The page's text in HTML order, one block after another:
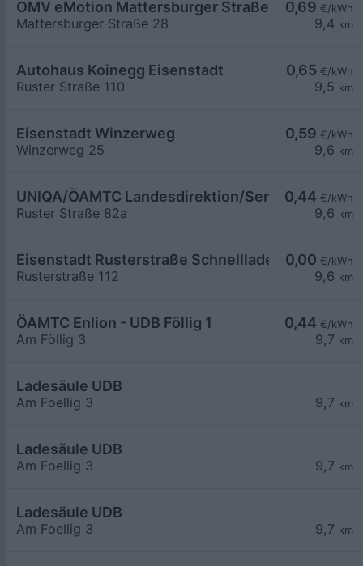
0,69 €/kWh
9,4 km
OMV eMotion Mattersburger Straße 28
Mattersburger Straße 28
0,65 €/kWh
9,5 km
Autohaus Koinegg Eisenstadt
Ruster Straße 110
0,59 €/kWh
9,6 km
Eisenstadt Winzerweg
Winzerweg 25
0,44 €/kWh
9,6 km
UNIQA/ÖAMTC Landesdirektion/ServiceCenter
Ruster Straße 82a
0,00 €/kWh
9,6 km
Eisenstadt Rusterstraße Schnelllader EZE
Rusterstraße 112
0,44 €/kWh
9,7 km
ÖAMTC Enlion - UDB Föllig 1
Am Föllig 3
9,7 km
Ladesäule UDB
Am Foellig 3
9,7 km
Ladesäule UDB
Am Foellig 3
9,7 km
Ladesäule UDB
Am Foellig 3